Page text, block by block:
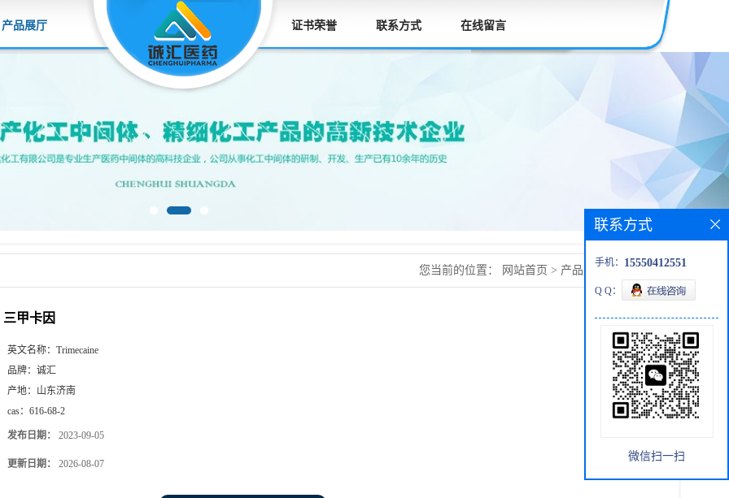
产品展厅 证书荣誉 联系方式 在线留言
您当前的位置： 网站首页 > 产品展厅 > 三甲卡因
三甲卡因
英文名称： Trimecaine
品牌： 诚汇
产地： 山东济南
cas： 616-68-2
发布日期： 2023-09-05
更新日期： 2026-08-07
联系方式
手机： 15550412551
Q Q：
微信扫一扫